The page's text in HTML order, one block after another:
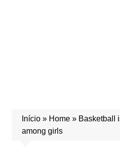
Início» Home» Basketball
among girls